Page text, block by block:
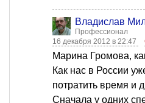
Владислав
Профессионал
16 декабря 2012 в 22:47
Марина Громова,
Как нас в России
потратить время и
Сначала у одних